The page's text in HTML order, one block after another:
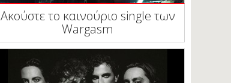
Ακούστε το καινούριο single των
Wargasm